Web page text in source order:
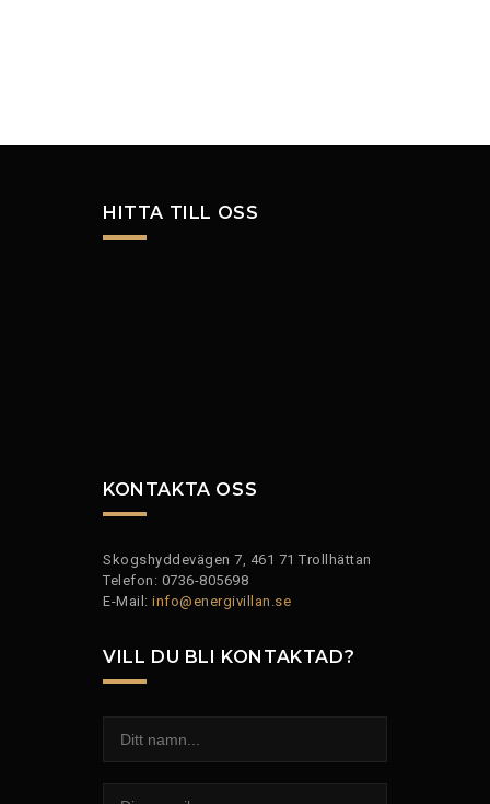
HITTA TILL OSS
KONTAKTA OSS
Skogshyddevägen 7, 461 71 Trollhättan
Telefon: 0736-805698
E-Mail: info@energivillan.se
VILL DU BLI KONTAKTAD?